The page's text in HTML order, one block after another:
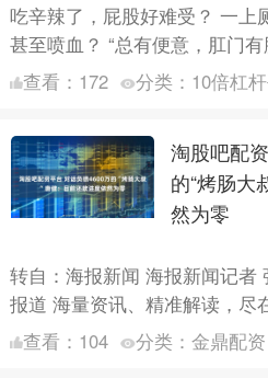
吃辛辣了，屁股好难受？ 一上
甚至喷血？ “总有便意，肛门
出？ 这桩桩事件令人难受的事
查看： 172 分类： 10倍杠
淘股吧配
的“烤肠大
然为零
转自：海报新闻 海报新闻记者
报道 海量资讯、精准解读，尽
查看： 104 分类： 金鼎配资